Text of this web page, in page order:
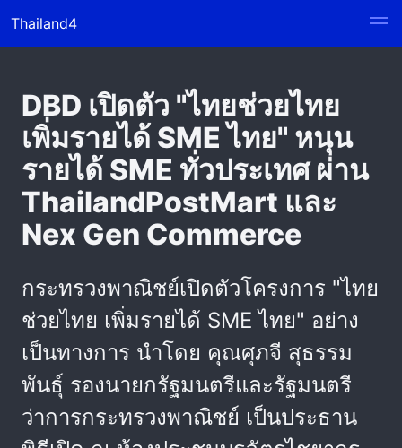
Thailand4
DBD เปิดตัว "ไทยช่วยไทย
เพิ่มรายได้ SME ไทย" หนุน
รายได้ SME ทั่วประเทศ ผ่าน
ThailandPostMart และ
Nex Gen Commerce
กระทรวงพาณิชย์เปิดตัวโครงการ "ไทย
ช่วยไทย เพิ่มรายได้ SME ไทย" อย่าง
เป็นทางการ นำโดย คุณศุภจี สุธรรม
พันธุ์ รองนายกรัฐมนตรีและรัฐมนตรี
ว่าการกระทรวงพาณิชย์ เป็นประธาน